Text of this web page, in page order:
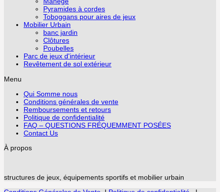
Pyramides à cordes
Toboggans pour aires de jeux
Mobilier Urbain
banc jardin
Clôtures
Poubelles
Parc de jeux d'intérieur
Revêtement de sol extérieur
Menu
Qui Somme nous
Conditions générales de vente
Remboursements et retours
Politique de confidentialité
FAQ – QUESTIONS FRÉQUEMMENT POSÉES
Contact Us
À propos
structures de jeux, équipements sportifs et mobilier urbain